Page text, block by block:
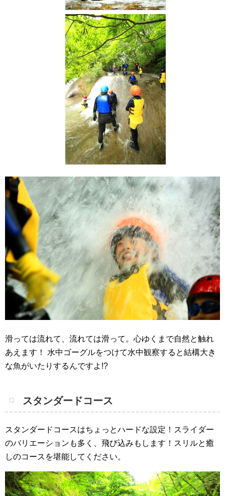
滑っては流れて、流れては滑って。心ゆくまで自然と触れ
あえます！
水中ゴーグルをつけて水中観察すると結構大き
な魚がいたりするんですよ!?
スタンダードコース
スタンダードコースはちょっとハードな設定！スライダー
のバリエーションも多く、飛び込みもします！スリルと癒
しのコースを堪能してください。